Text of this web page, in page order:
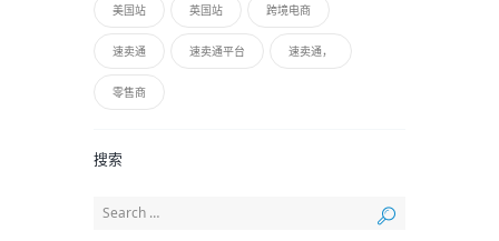
美国站 英国站 跨境电商
速卖通 速卖通平台 速卖通，
零售商
搜索